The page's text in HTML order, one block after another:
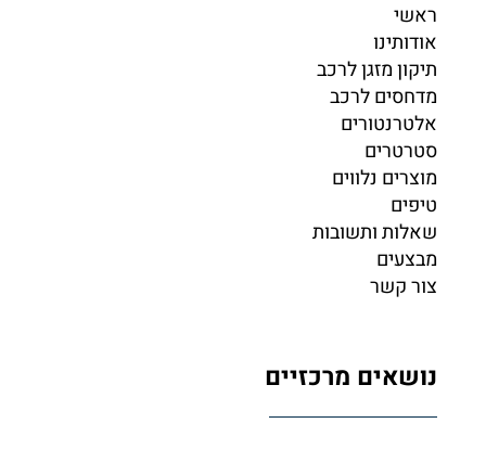
ראשי
אודותינו
תיקון מזגן לרכב
מדחסים לרכב
אלטרנטורים
סטרטרים
מוצרים נלווים
טיפים
שאלות ותשובות
מבצעים
צור קשר
נושאים מרכזיים